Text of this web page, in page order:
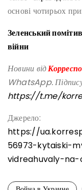
основі чотирьох
Зеленський
війни
Новини від
WhatsApp.
https://t.me/
Джерело:
https://
56973-kytaiski-
vidreahuvaly-